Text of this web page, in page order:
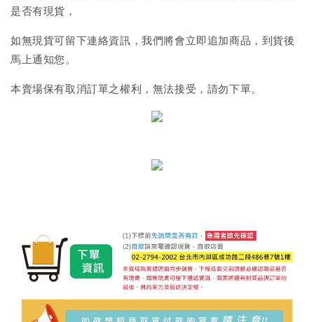
是否有現貨，
如無現貨可留下連絡資訊，我們將會立即追加商品，到貨後
馬上通知您。
本賣場保有取消訂單之權利，無法接受，請勿下單。